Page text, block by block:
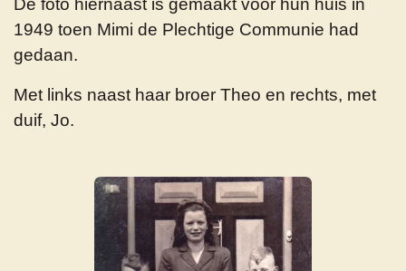
De foto hiernaast is gemaakt voor hun huis in
1949 toen Mimi de Plechtige Communie had
gedaan.
Met links naast haar broer Theo en rechts, met
duif, Jo.